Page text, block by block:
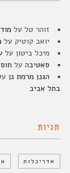
זוהר טל על
יואב קוטיק על
מיכל ביטון על
סאטיבה על
הגנן מרמת גן
בתל אביב
תגיות
אדריכלות